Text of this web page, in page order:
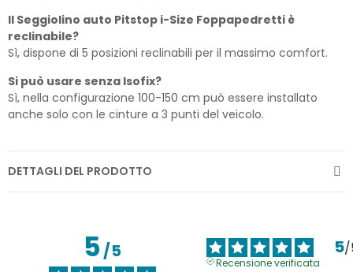
Il Seggiolino auto Pitstop i-Size Foppapedretti è
reclinabile?
Sì, dispone di 5 posizioni reclinabili per il massimo comfort.
Si può usare senza Isofix?
Sì, nella configurazione 100-150 cm può essere installato
anche solo con le cinture a 3 punti del veicolo.
DETTAGLI DEL PRODOTTO
5/5 5/
Recensione verificata